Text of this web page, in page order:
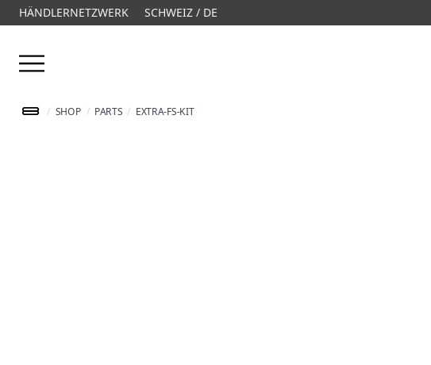
HÄNDLERNETZWERK SCHWEIZ / DE
Menü öffnen
/ SHOP / PARTS / EXTRA-FS-KIT